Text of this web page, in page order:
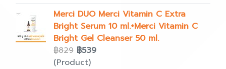
Merci DUO Merci Vitamin C Extra
Bright Serum 10 ml.+Merci Vitamin C
Bright Gel Cleanser 50 ml.
฿829 ฿539
(Product)